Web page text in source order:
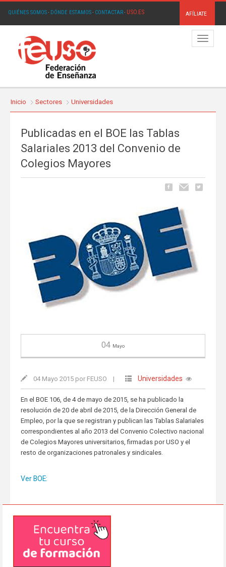
QUIÉNES SOMOS· DÓNDE ESTAMOS· CONTACTAR· USO.ES AFÍLIATE
Menú
Inicio Sectores Universidades
Publicadas en el BOE las Tablas
Salariales 2013 del Convenio de
Colegios Mayores
04 Mayo
04 Mayo 2015 por FEUSO | Universidades
En el BOE 106, de 4 de mayo de 2015, se ha publicado la
resolución de 20 de abril de 2015, de la Dirección General de
Empleo, por la que se registran y publican las Tablas Salariales
correspondientes al año 2013 del Convenio Colectivo nacional
de Colegios Mayores universitarios, firmadas por USO y el
resto de organizaciones patronales y sindicales.
Ver BOE: